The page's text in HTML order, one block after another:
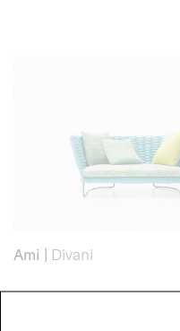
Ami | Divani